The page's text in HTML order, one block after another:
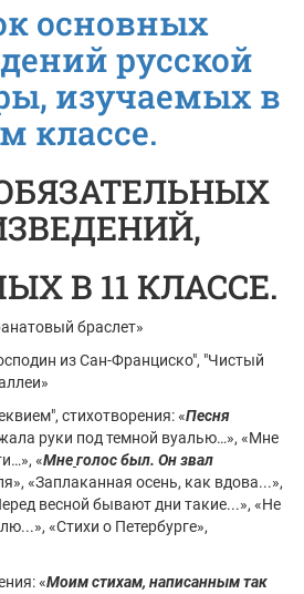
основных
русской
изучаемых в
классе.
В 11 КЛАССЕ.
браслет»
из Сан-Франциско", "Чистый
стихотворения: «Песня
руки под темной вуалью…», «Мне
«Мнеголос был. Он звал
«Заплаканная осень, как вдова...»,
весной бывают дни такие...», «Не
«Стихи о Петербурге»,
«Моим стихам, написанным так